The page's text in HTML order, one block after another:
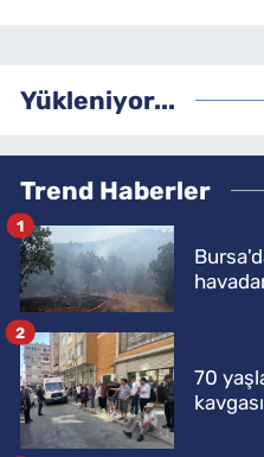
Yükleniyor...
Trend Haberler
1
70
2